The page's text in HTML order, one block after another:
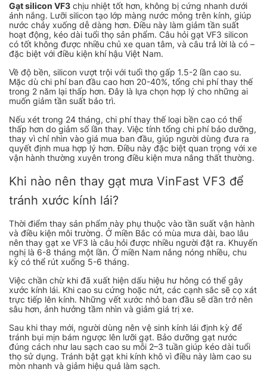
Gạt silicon VF3 chịu nhiệt tốt hơn, không bị cứng nhanh dưới
ánh nắng. Lưỡi silicon tạo lớp màng nước mỏng trên kính, giúp
nước chảy xuống dễ dàng hơn. Điều này làm giảm tần suất
hoạt động, kéo dài tuổi thọ sản phẩm. Câu hỏi gạt VF3 silicon
có tốt không được nhiều chủ xe quan tâm, và câu trả lời là có –
đặc biệt với điều kiện khí hậu Việt Nam.
Về độ bền, silicon vượt trội với tuổi thọ gấp 1.5-2 lần cao su.
Mặc dù chi phí ban đầu cao hơn 20-40%, tổng chi phí thay thế
trong 2 năm lại thấp hơn. Đây là lựa chọn hợp lý cho những ai
muốn giảm tần suất bảo trì.
Nếu xét trong 24 tháng, chi phí thay thế loại bền cao có thể
thấp hơn do giảm số lần thay. Việc tính tổng chi phí bảo dưỡng,
thay vì chỉ nhìn vào giá mua ban đầu, giúp người dùng đưa ra
quyết định mua hợp lý hơn. Điều này đặc biệt quan trọng với xe
vận hành thường xuyên trong điều kiện mưa nắng thất thường.
Khi nào nên thay gạt mưa VinFast VF3 để
tránh xước kính lái?
Thời điểm thay sản phẩm này phụ thuộc vào tần suất vận hành
và điều kiện môi trường. Ở miền Bắc có mùa mưa dài, bao lâu
nên thay gạt xe VF3 là câu hỏi được nhiều người đặt ra. Khuyến
nghị là 6-8 tháng một lần. Ở miền Nam nắng nóng nhiều, chu
kỳ có thể rút xuống 5-6 tháng.
Việc chần chừ khi đã xuất hiện dấu hiệu hư hỏng có thể gây
xước kính lái. Khi cao su cứng hoặc nứt, các cạnh sắc sẽ cọ xát
trực tiếp lên kính. Những vết xước nhỏ ban đầu sẽ dần trở nên
sâu hơn, ảnh hưởng tầm nhìn và giảm giá trị xe.
Sau khi thay mới, người dùng nên vệ sinh kính lái định kỳ để
tránh bụi mịn bám ngược lên lưỡi gạt. Bảo dưỡng gạt nước
đúng cách như lau sạch cao su mỗi 2–3 tuần giúp kéo dài tuổi
thọ sử dụng. Tránh bật gạt khi kính khô vì điều này làm cao su
mòn nhanh và giảm hiệu quả làm sạch.